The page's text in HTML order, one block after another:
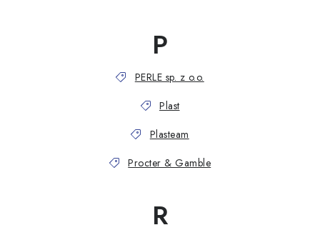
P
PERLE sp. z o.o.
Plast
Plasteam
Procter & Gamble
R